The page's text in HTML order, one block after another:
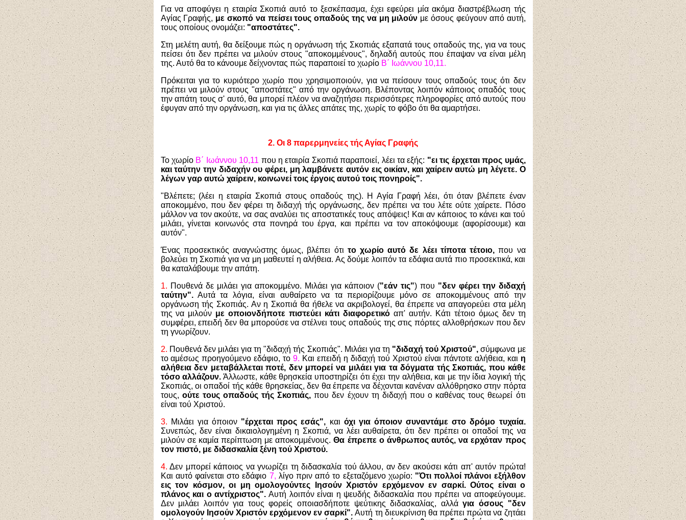
Για να αποφύγει η εταιρία Σκοπιά αυτό το ξεσκέπασμα, έχει εφεύρει μία ακόμα διαστρέβλωση τής
Αγίας Γραφής, με σκοπό να πείσει τους οπαδούς της να μη μιλούν με όσους φεύγουν από αυτή,
τους οποίους ονομάζει: "αποστάτες".
Στη μελέτη αυτή, θα δείξουμε πώς η οργάνωση τής Σκοπιάς εξαπατά τους οπαδούς της, για να τους
πείσει ότι δεν πρέπει να μιλούν στους "αποκομμένους", δηλαδή αυτούς που έπαψαν να είναι μέλη
της. Αυτό θα το κάνουμε δείχνοντας πώς παραποιεί το χωρίο Β΄ Ιωάννου 10,11.
Πρόκειται για το κυριότερο χωρίο που χρησιμοποιούν, για να πείσουν τους οπαδούς τους ότι δεν
πρέπει να μιλούν στους "αποστάτες" από την οργάνωση. Βλέποντας λοιπόν κάποιος οπαδός τους
την απάτη τους σ' αυτό, θα μπορεί πλέον να αναζητήσει περισσότερες πληροφορίες από αυτούς που
έφυγαν από την οργάνωση, και για τις άλλες απάτες της, χωρίς το φόβο ότι θα αμαρτήσει.
2. Οι 8 παρερμηνείες τής Αγίας Γραφής
Το χωρίο Β΄ Ιωάννου 10,11 που η εταιρία Σκοπιά παραποιεί, λέει τα εξής: "ει τις έρχεται προς υμάς,
και ταύτην την διδαχήν ου φέρει, μη λαμβάνετε αυτόν εις οικίαν, και χαίρειν αυτώ μη λέγετε. Ο
λέγων γαρ αυτώ χαίρειν, κοινωνεί τοις έργοις αυτού τοις πονηροίς".
"Βλέπετε; (λέει η εταιρία Σκοπιά στους οπαδούς της). Η Αγία Γραφή λέει, ότι όταν βλέπετε έναν
αποκομμένο, που δεν φέρει τη διδαχή τής οργάνωσης, δεν πρέπει να του λέτε ούτε χαίρετε. Πόσο
μάλλον να τον ακούτε, να σας αναλύει τις αποστατικές τους απόψεις! Και αν κάποιος το κάνει και τού
μιλάει, γίνεται κοινωνός στα πονηρά του έργα, και πρέπει να τον αποκόψουμε (αφορίσουμε) και
αυτόν".
Ένας προσεκτικός αναγνώστης όμως, βλέπει ότι το χωρίο αυτό δε λέει τίποτα τέτοιο, που να
βολεύει τη Σκοπιά για να μη μαθευτεί η αλήθεια. Ας δούμε λοιπόν τα εδάφια αυτά πιο προσεκτικά, και
θα καταλάβουμε την απάτη.
1. Πουθενά δε μιλάει για αποκομμένο. Μιλάει για κάποιον ("εάν τις") που "δεν φέρει την διδαχή
ταύτην".Αυτά τα λόγια, είναι αυθαίρετο να τα περιορίζουμε μόνο σε αποκομμένους από την
οργάνωση τής Σκοπιάς. Αν η Σκοπιά θα ήθελε να ακριβολογεί, θα έπρεπε να απαγορεύει στα μέλη
της να μιλούν με οποιονδήποτε πιστεύει κάτι διαφορετικό απ' αυτήν. Κάτι τέτοιο όμως δεν τη
συμφέρει, επειδή δεν θα μπορούσε να στέλνει τους οπαδούς της στις πόρτες αλλοθρήσκων που δεν
τη γνωρίζουν.
2. Πουθενά δεν μιλάει για τη "διδαχή τής Σκοπιάς". Μιλάει για τη "διδαχή τού Χριστού",σύμφωνα με
το αμέσως προηγούμενο εδάφιο, το9. Και επειδή η διδαχή τού Χριστού είναι πάντοτε αλήθεια, και η
αλήθεια δεν μεταβάλλεται ποτέ, δεν μπορεί να μιλάει για τα δόγματα τής Σκοπιάς, που κάθε
τόσο αλλάζουν. Άλλωστε, κάθε θρησκεία υποστηρίζει ότι έχει την αλήθεια, και με την ίδια λογική τής
Σκοπιάς, οι οπαδοί τής κάθε θρησκείας, δεν θα έπρεπε να δέχονται κανέναν αλλόθρησκο στην πόρτα
τους, ούτε τους οπαδούς τής Σκοπιάς, που δεν έχουν τη διδαχή που ο καθένας τους θεωρεί ότι
είναι τού Χριστού.
3. Μιλάει για όποιον "έρχεται προς εσάς", και όχι για όποιον συναντάμε στο δρόμο τυχαία.
Συνεπώς, δεν είναι δικαιολογημένη η Σκοπιά, να λέει αυθαίρετα, ότι δεν πρέπει οι οπαδοί της να
μιλούν σε καμία περίπτωση με αποκομμένους.Θα έπρεπε ο άνθρωπος αυτός, να ερχόταν προς
τον πιστό, με διδασκαλία ξένη τού Χριστού.
4. Δεν μπορεί κάποιος να γνωρίζει τη διδασκαλία τού άλλου, αν δεν ακούσει κάτι απ' αυτόν πρώτα!
Και αυτό φαίνεται στο εδάφιο 7, λίγο πριν από το εξεταζόμενο χωρίο: "Ότι πολλοί πλάνοι εξήλθον
εις τον κόσμον, οι μη ομολογούντες Ιησούν Χριστόν ερχόμενον εν σαρκί. Ούτος είναι ο
πλάνος και ο αντίχριστος". Αυτή λοιπόν είναι η ψευδής διδασκαλία που πρέπει να αποφεύγουμε.
Δεν μιλάει λοιπόν για τους φορείς οποιασδήποτε ψεύτικης διδασκαλίας, αλλάγια όσους "δεν
ομολογούν Ιησούν Χριστόν ερχόμενον εν σαρκί".Αυτή τη διευκρίνιση θα πρέπει πρώτα να ζητάει